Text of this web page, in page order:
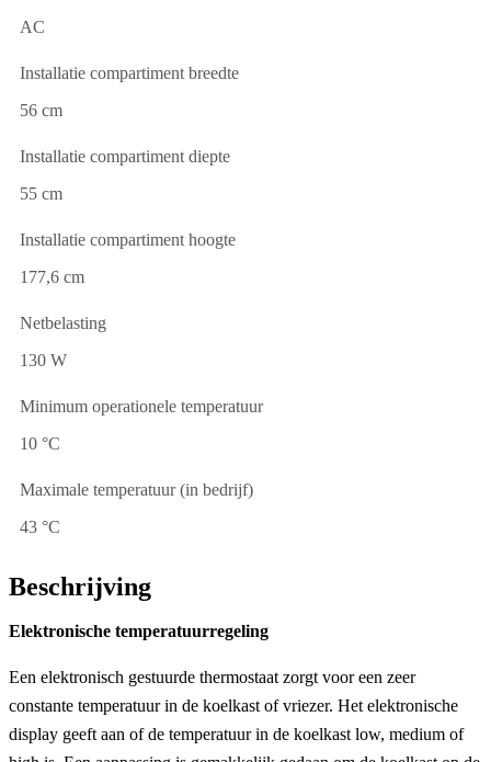
AC
Installatie compartiment breedte
56 cm
Installatie compartiment diepte
55 cm
Installatie compartiment hoogte
177,6 cm
Netbelasting
130 W
Minimum operationele temperatuur
10 °C
Maximale temperatuur (in bedrijf)
43 °C
Beschrijving
Elektronische temperatuurregeling
Een elektronisch gestuurde thermostaat zorgt voor een zeer
constante temperatuur in de koelkast of vriezer. Het elektronische
display geeft aan of de temperatuur in de koelkast low, medium of